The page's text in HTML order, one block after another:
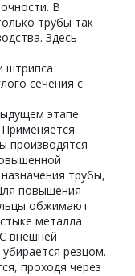
В
трубы так
Здесь
штрипса
сечения с
этапе
производятся
трубы,
повышения
обжимают
металла
внешней
резцом.
проходя через